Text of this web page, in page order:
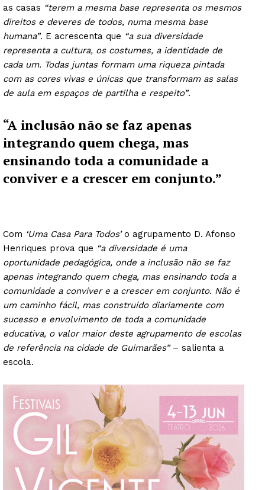
as casas “terem a mesma base representa os mesmos
direitos e deveres de todos, numa mesma base
humana”. E acrescenta que “a sua diversidade
representa a cultura, os costumes, a identidade de
cada um. Todas juntas formam uma riqueza pintada
com as cores vivas e únicas que transformam as salas
de aula em espaços de partilha e respeito”.
“A inclusão não se faz apenas
integrando quem chega, mas
ensinando toda a comunidade a
conviver e a crescer em conjunto.”
Com ‘Uma Casa Para Todos’o agrupamento D. Afonso
Henriques prova que “a diversidade é uma
oportunidade pedagógica, onde a inclusão não se faz
apenas integrando quem chega, mas ensinando toda a
comunidade a conviver e a crescer em conjunto. Não é
um caminho fácil, mas construído diariamente com
sucesso e envolvimento de toda a comunidade
educativa, o valor maior deste agrupamento de escolas
de referência na cidade de Guimarães”– salienta a
escola.